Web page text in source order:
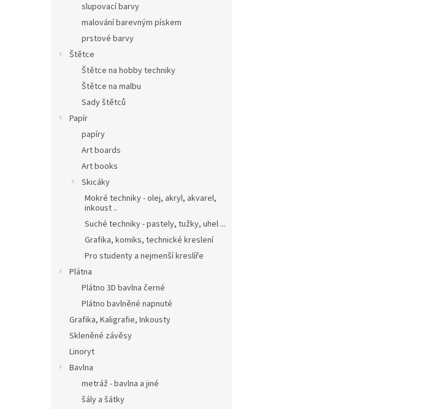
slupovací barvy
malování barevným pískem
prstové barvy
Štětce
Štětce na hobby techniky
Štětce na malbu
Sady štětců
Papír
papíry
Art boards
Art books
Skicáky
Mokré techniky - olej, akryl, akvarel,
inkoust ..
Suché techniky - pastely, tužky, uhel ...
Grafika, komiks, technické kreslení
Pro studenty a nejmenší kreslíře
Plátna
Plátno 3D bavlna černé
Plátno bavlněné napnuté
Grafika, Kaligrafie, Inkousty
Skleněné závěsy
Linoryt
Bavlna
metráž - bavlna a jiné
šály a šátky